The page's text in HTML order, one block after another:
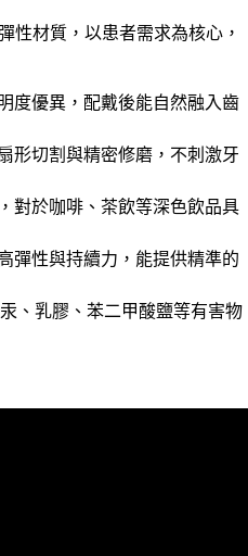
性材質，以患者需求為核心，
度優異，配戴後能自然融入齒
形切割與精密修磨，不刺激牙
對於咖啡、茶飲等深色飲品具
彈性與持續力，能提供精準的
、乳膠、苯二甲酸鹽等有害物